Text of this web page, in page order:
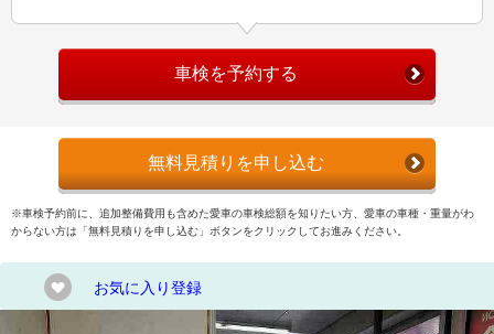
車検を予約する
無料見積りを申し込む
※車検予約前に、追加整備費用も含めた愛車の車検総額を知りたい方、愛車の車種・重量がわ
からない方は「無料見積りを申し込む」ボタンをクリックしてお進みください。
お気に入り登録